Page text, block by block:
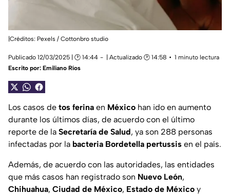
|Créditos: Pexels / Cottonbro studio
Publicado 12/03/2025 | 🕑 14:44 | Actualizado 🕑 14:58
1 minuto lectura
Escrito por: Emiliano Ríos
Los casos de tos ferina en México han ido en aumento
durante los últimos días, de acuerdo con el último
reporte de la Secretaría de Salud, ya son 288 personas
infectadas por la bacteria Bordetella pertussis en el país.
Además, de acuerdo con las autoridades, las entidades
que más casos han registrado son Nuevo León,
Chihuahua, Ciudad de México, Estado de México y